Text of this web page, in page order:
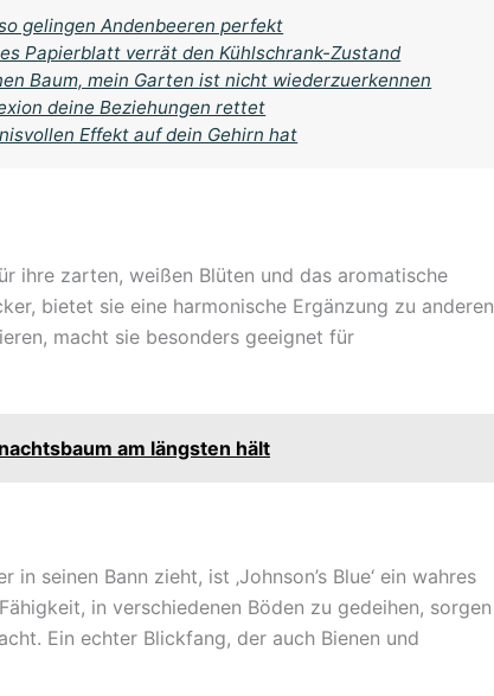
gelingen Andenbeeren perfekt
Papierblatt verrät den Kühlschrank-Zustand
Baum, mein Garten ist nicht wiederzuerkennen
deine Beziehungen rettet
Effekt auf dein Gehirn hat
ihre zarten, weißen Blüten und das aromatische
bietet sie eine harmonische Ergänzung zu anderen
macht sie besonders geeignet für
am längsten hält
seinen Bann zieht, ist ‚Johnson’s Blue‘ ein wahres
in verschiedenen Böden zu gedeihen, sorgen
Ein echter Blickfang, der auch Bienen und